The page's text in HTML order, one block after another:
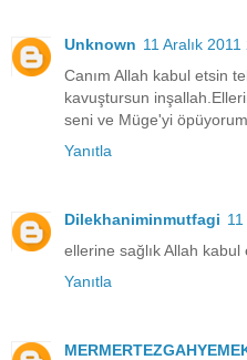
Unknown 11 Aralık
Canım Allah kabul etsin
kavuştursun
seni ve Müge'yi öpüyorum.
Yanıtla
Dilekhaniminmutfagi
ellerine sağlık Allah kabul
Yanıtla